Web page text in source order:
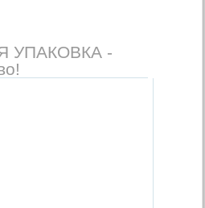
УПАКОВКА -